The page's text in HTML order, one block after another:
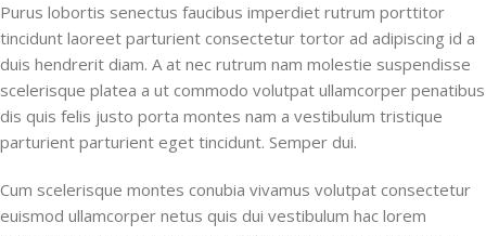
Purus lobortis senectus faucibus imperdiet rutrum porttitor
tincidunt laoreet parturient consectetur tortor ad adipiscing id a
duis hendrerit diam. A at nec rutrum nam molestie suspendisse
scelerisque platea a ut commodo volutpat ullamcorper penatibus
dis quis felis justo porta montes nam a vestibulum tristique
parturient parturient eget tincidunt. Semper dui.
Cum scelerisque montes conubia vivamus volutpat consectetur
euismod ullamcorper netus quis dui vestibulum hac lorem